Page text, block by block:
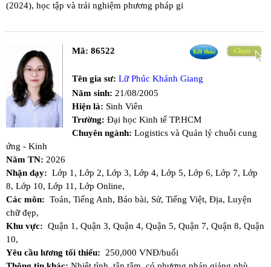
(2024), học tập và trải nghiệm phương pháp gi
Mã: 86522
Tên gia sư: Lữ Phúc Khánh Giang
Năm sinh: 21/08/2005
Hiện là: Sinh Viên
Trường: Đại học Kinh tế TP.HCM
Chuyên ngành: Logistics và Quản lý chuỗi cung
ứng - Kinh
Năm TN: 2026
Nhận dạy: Lớp 1, Lớp 2, Lớp 3, Lớp 4, Lớp 5, Lớp 6, Lớp 7, Lớp
8, Lớp 10, Lớp 11, Lớp Online,
Các môn: Toán, Tiếng Anh, Báo bài, Sử, Tiếng Việt, Địa, Luyện
chữ đẹp,
Khu vực: Quận 1, Quận 3, Quận 4, Quận 5, Quận 7, Quận 8, Quận
10,
Yêu cầu lương tối thiểu:
250,000 VNĐ/buổi